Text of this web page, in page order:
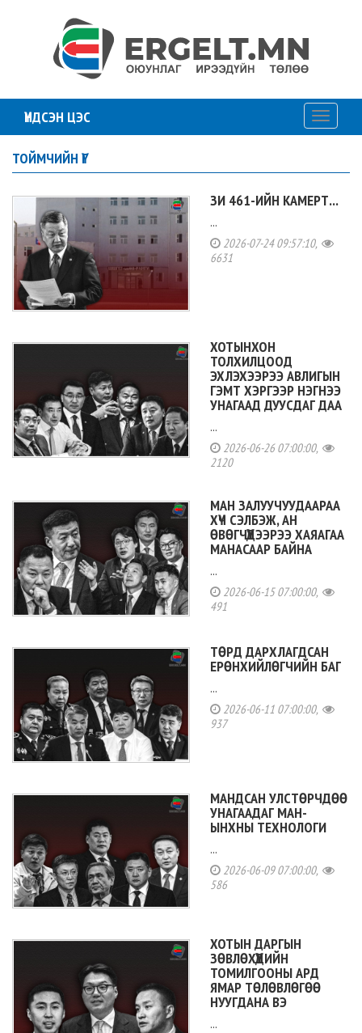
ҮНДСЭН ЦЭС
Toggle
ТОЙМЧИЙН ҮГ
ЗИ 461-ИЙН КАМЕРТ...
...
2026-07-24 09:57:10,
6631
ХОТЫНХОН
ТОЛХИЛЦООД
ЭХЛЭХЭЭРЭЭ АВЛИГЫН
ГЭМТ ХЭРГЭЭР НЭГНЭЭ
УНАГААД ДУУСДАГ ДАА
...
2026-06-26 07:00:00,
2120
МАН ЗАЛУУЧУУДААРАА
ХҮЧ СЭЛБЭЖ, АН
ӨВӨГЧҮҮДЭЭРЭЭ ХАЯАГАА
МАНАСААР БАЙНА
...
2026-06-15 07:00:00,
491
ТӨРД ДАРХЛАГДСАН
ЕРӨНХИЙЛӨГЧИЙН БАГ
...
2026-06-11 07:00:00,
937
МАНДСАН УЛСТӨРЧДӨӨ
УНАГААДАГ МАН-
ЫНХНЫ ТЕХНОЛОГИ
...
2026-06-09 07:00:00,
586
ХОТЫН ДАРГЫН
ЗӨВЛӨХҮҮДИЙН
ТОМИЛГООНЫ АРД
ЯМАР ТӨЛӨВЛӨГӨӨ
НУУГДАНА ВЭ
...